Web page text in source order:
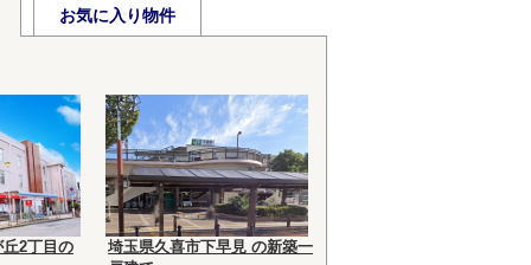
お気に入り物件
2丁目の
埼玉県久喜市下早見 の新築一